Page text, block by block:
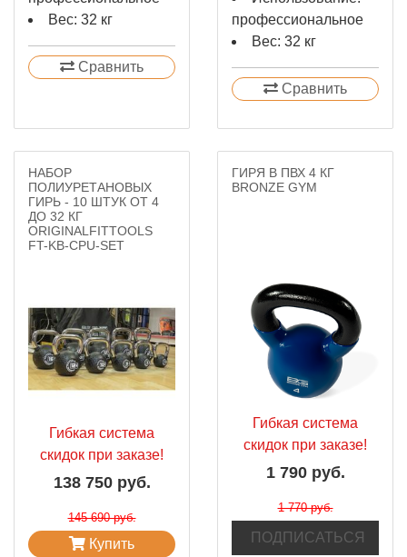
Вес: 32 кг
Сравнить
профессиональное
Вес: 32 кг
Сравнить
НАБОР
ПОЛИУРЕТАНОВЫХ
ГИРЬ - 10 ШТУК ОТ 4
ДО 32 КГ
ORIGINALFITTOOLS
FT-KB-CPU-SET
Гибкая система
скидок при заказе!
138 750 руб.
145 690 руб.
Купить
ГИРЯ В ПВХ 4 КГ
BRONZE GYM
Гибкая система
скидок при заказе!
1 790 руб.
1 770 руб.
ПОДПИСАТЬСЯ